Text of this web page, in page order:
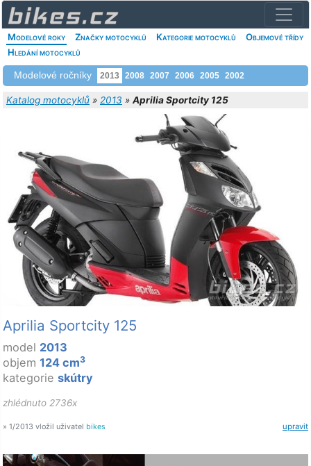
Modelové roky Značky motocyklů Kategorie motocyklů
Objemové třídy
Hledání motocyklů
Modelové ročníky 2013 2008 2007 2006 2005 2002
Katalog motocyklů » 2013 » Aprilia Sportcity 125
Aprilia Sportcity 125
model 2013
objem 124 cm3
kategorie skútry
zhlédnuto 2736x
upravit
» 1/2013 vložil uživatel bikes